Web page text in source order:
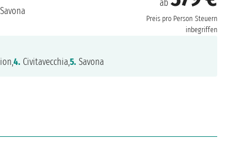
ab
Preis pro Person Steuern
inbegriffen
Savona
4. Civitavecchia,5. Savona